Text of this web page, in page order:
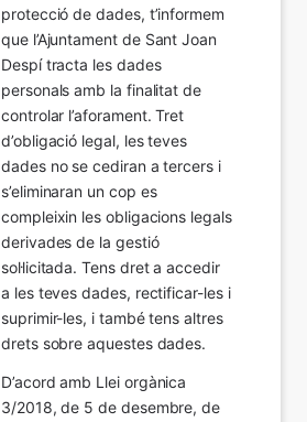
protecció de dades, t’informem
que l’Ajuntament de Sant Joan
Despí tracta les dades
personals amb la finalitat de
controlar l’aforament. Tret
d’obligació legal, les teves
dades no se cediran a tercers i
s’eliminaran un cop es
compleixin les obligacions legals
derivades de la gestió
sol·licitada. Tens dret a accedir
a les teves dades, rectificar-les i
suprimir-les, i també tens altres
drets sobre aquestes dades.
D’acord amb Llei orgànica
3/2018, de 5 de desembre, de